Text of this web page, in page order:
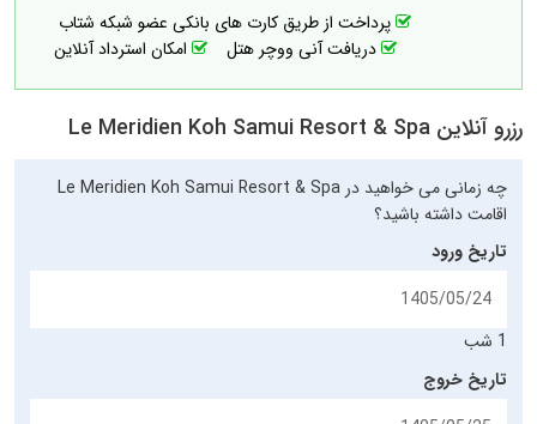
پرداخت از طریق کارت های بانکی عضو شبکه شتاب
دریافت آنی ووچر هتل
امکان استرداد آنلاین
رزرو آنلاین Le Meridien Koh Samui Resort & Spa
چه زمانی می خواهید در Le Meridien Koh Samui Resort & Spa
اقامت داشته باشید؟
تاریخ ورود
1 شب
تاریخ خروج